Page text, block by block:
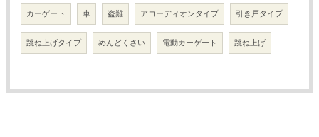
カーゲート 車 盗難 アコーディオンタイプ 引き戸タイプ
跳ね上げタイプ めんどくさい 電動カーゲート 跳ね上げ